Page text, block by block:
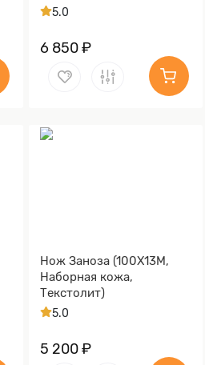
5.0
6 850 ₽
Нож Заноза (100Х13М,
Наборная кожа,
Текстолит)
5.0
5 200 ₽